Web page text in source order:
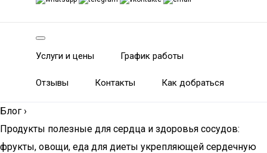
Услуги и цены График работы
Отзывы Контакты Как добраться
Блог ›
Продукты полезные для сердца и здоровья сосудов:
фрукты, овощи, еда для диеты укрепляющей сердечную